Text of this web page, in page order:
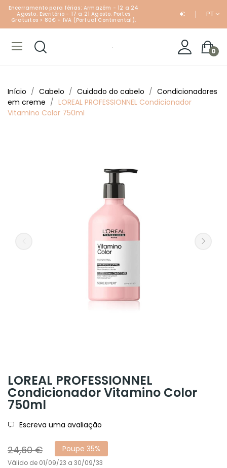
Encerramento para férias: Armazém - 12 a 24
Agosto; Escritório - 17 a 21 Agosto. Portes
Gratuitos > 80€ + IVA (Portual Continental).
€ PT
0
Início Cabelo Cuidado do cabelo
Condicionadores
em creme
LOREAL PROFESSIONNEL Condicionador
Vitamino Color 750ml
LOREAL PROFESSIONNEL
Condicionador Vitamino Color
750ml
Escreva uma avaliação
24,60 € Poupe 35%
Válido de 01/09/23 a 30/09/33